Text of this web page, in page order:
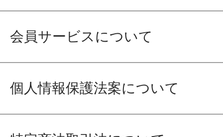
会員サービスについて
個人情報保護法案について